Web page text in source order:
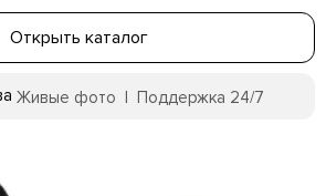
Открыть каталог
Живые фото | Поддержка 24/7